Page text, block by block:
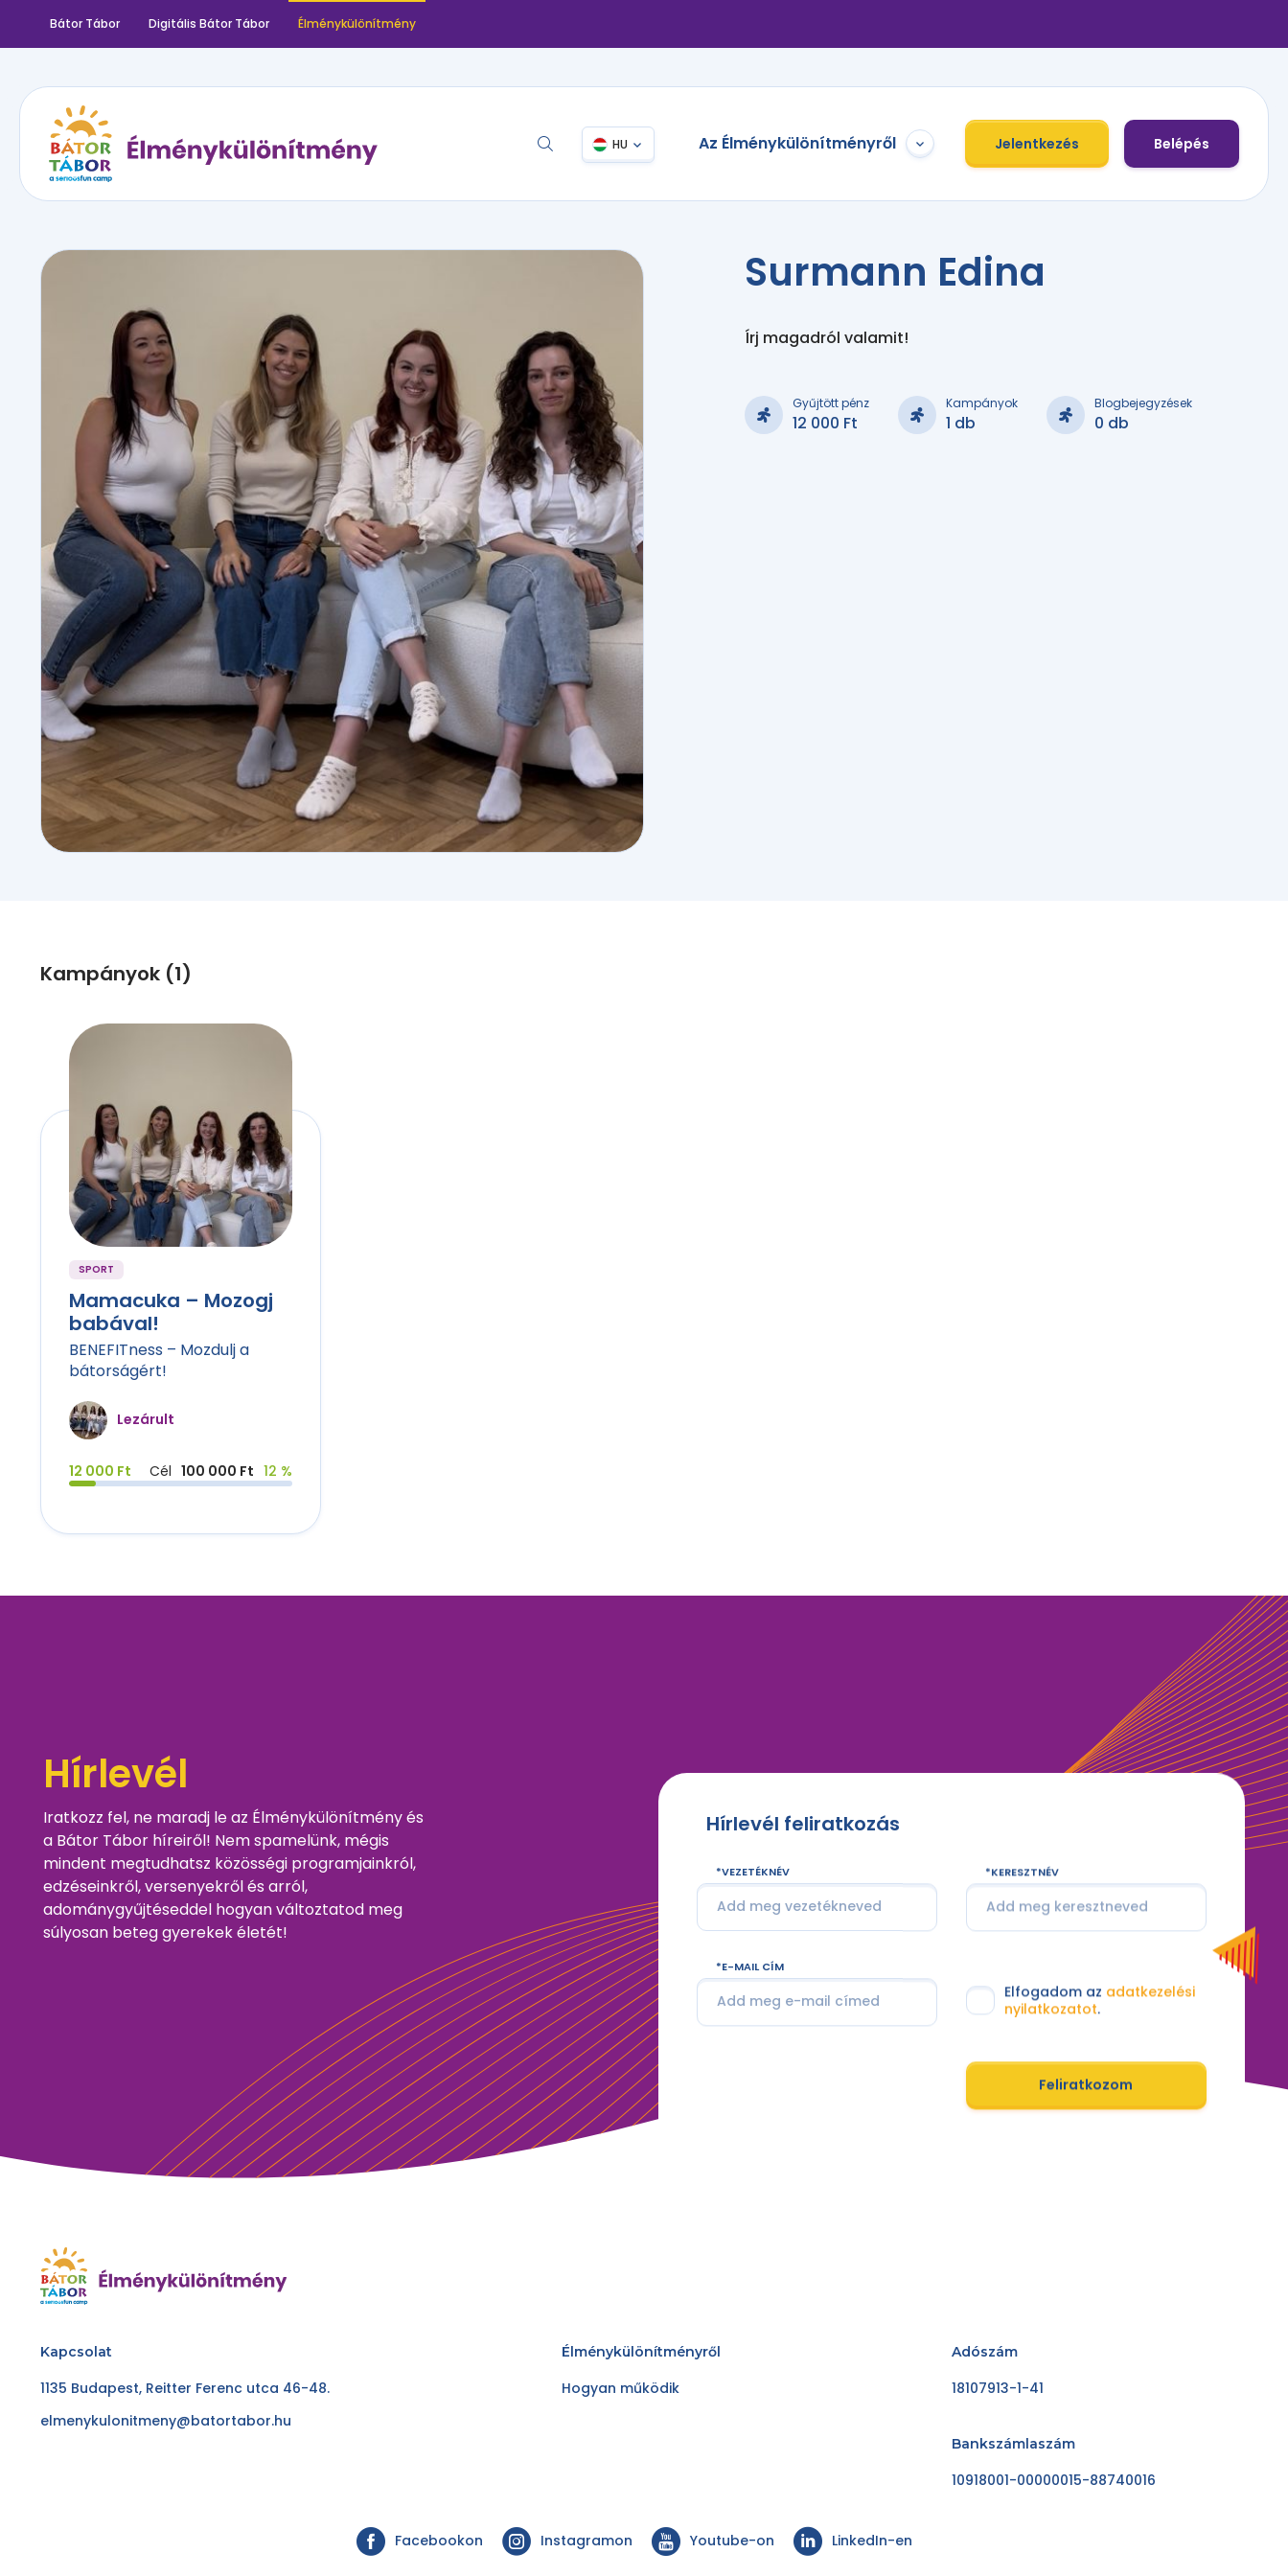
Bátor Tábor Digitális Bátor Tábor Élménykülönítmény
HU Az Élménykülönítményről Jelentkezés Belépés
Surmann Edina
Írj magadról valamit!
Gyűjtött pénz
12 000 Ft
Kampányok
1 db
Blogbejegyzések
0 db
Kampányok (1)
SPORT
Mamacuka – Mozogj
babával!
BENEFITness – Mozdulj a
bátorságért!
Lezárult
12 000 Ft Cél 100 000 Ft 12 %
Hírlevél
Iratkozz fel, ne maradj le az Élménykülönítmény és
a Bátor Tábor híreiről! Nem spamelünk, mégis
mindent megtudhatsz közösségi programjainkról,
edzéseinkről, versenyekről és arról,
adománygyűjtéseddel hogyan változtatod meg
súlyosan beteg gyerekek életét!
Hírlevél feliratkozás
VEZETÉKNÉV KERESZTNÉV
E-MAIL CÍM
Elfogadom az adatkezelési
nyilatkozatot.
Feliratkozom
Kapcsolat
1135 Budapest, Reitter Ferenc utca 46-48.
elmenykulonitmeny@batortabor.hu
Élménykülönítményről
Hogyan működik
Adószám
18107913-1-41
Bankszámlaszám
10918001-00000015-88740016
Facebookon Instagramon Youtube-on LinkedIn-en